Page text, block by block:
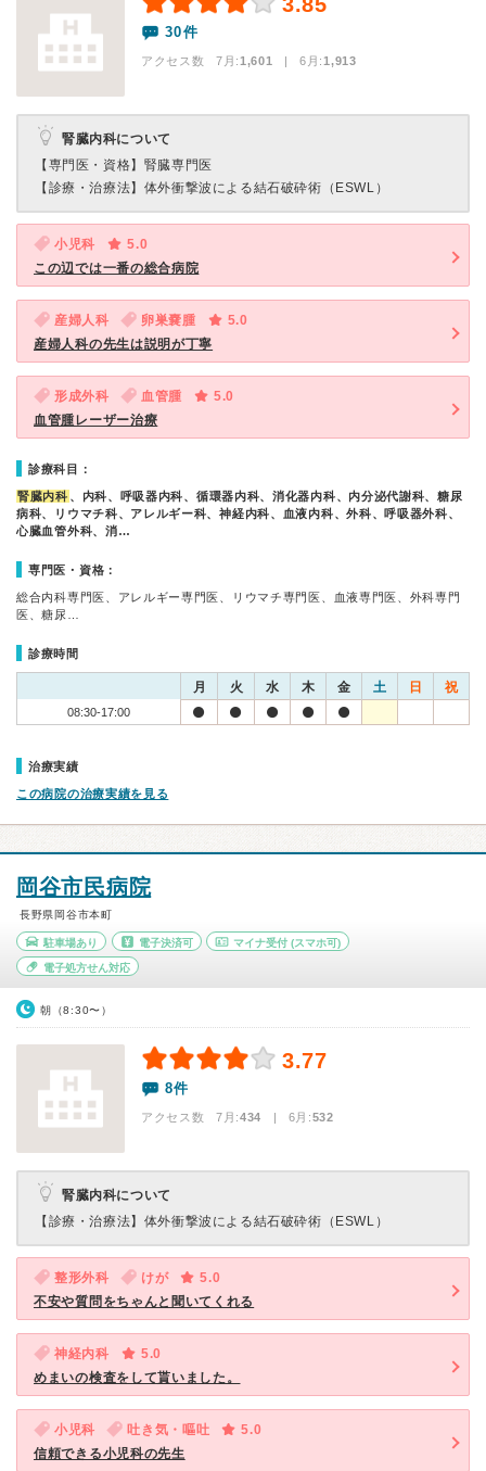
30件
アクセス数 7月:1,601 | 6月:1,913
腎臓内科について
【専門医・資格】 腎臓専門医
【診療・治療法】 体外衝撃波による結石破砕術（ESWL）
小児科
5.0
この辺では一番の総合病院
産婦人科 卵巣嚢腫
5.0
産婦人科の先生は説明が丁寧
形成外科 血管腫
5.0
血管腫レーザー治療
診療科目：
腎臓内科 、内科、呼吸器内科、循環器内科、消化器内科、内分泌代謝科、糖尿
病科、リウマチ科、アレルギー科、神経内科、血液内科、外科、呼吸器外科、
心臓血管外科、消…
専門医・資格：
総合内科専門医、アレルギー専門医、リウマチ専門医、血液専門医、外科専門
医、糖尿…
診療時間
月 火 水 木 金 土 日 祝
08:30-17:00
治療実績
この病院の治療実績を見る
岡谷市民病院
長野県岡谷市本町
駐車場あり 電子決済可 マイナ受付 (スマホ可)
電子処方せん対応
朝（8:30〜）
3.77
8件
アクセス数 7月:434 | 6月:532
腎臓内科について
【診療・治療法】 体外衝撃波による結石破砕術（ESWL）
整形外科 けが
5.0
不安や質問をちゃんと聞いてくれる
神経内科
5.0
めまいの検査をして貰いました。
小児科 吐き気・嘔吐
5.0
信頼できる小児科の先生